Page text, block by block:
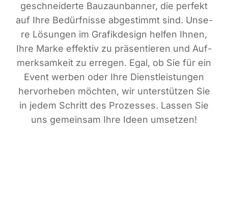
ge­schnei­der­te Bau­zaun­ban­ner, die per­fekt
auf Ihre Bedürf­nis­se abge­stimmt sind. Unse­
re Lösun­gen im Gra­fik­de­sign hel­fen Ihnen,
Ihre Mar­ke effek­tiv zu prä­sen­tie­ren und Auf­
merk­sam­keit zu erre­gen. Egal, ob Sie für ein
Event wer­ben oder Ihre Dienst­leis­tun­gen
her­vor­he­ben möch­ten, wir unter­stüt­zen Sie
in jedem Schritt des Pro­zes­ses. Las­sen Sie
uns gemein­sam Ihre Ideen umsetzen!